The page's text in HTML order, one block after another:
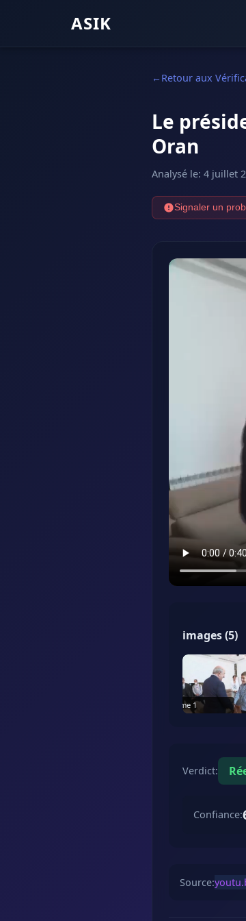
ASIK
Retour aux
Le
Oran
Analysé le: 4 juillet
Signaler un
images(5)
Frame 1
Verdict:
Confiance:
Source: